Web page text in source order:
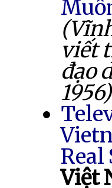
viết
đạo
1956)
Real
Việt